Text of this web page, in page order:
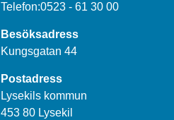
Telefon:0523 - 61 30 00
Besöksadress
Kungsgatan 44
Postadress
Lysekils kommun
453 80 Lysekil